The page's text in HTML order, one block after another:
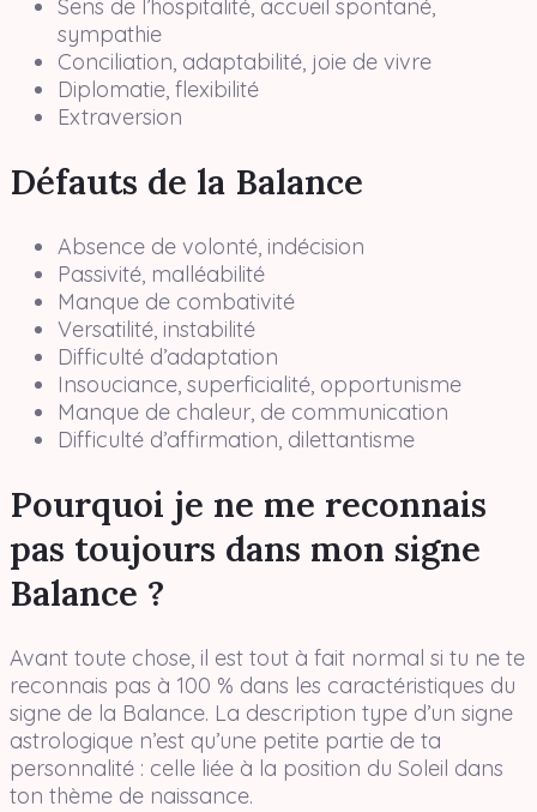
Sens de l’hospitalité, accueil spontané,
sympathie
Conciliation, adaptabilité, joie de vivre
Diplomatie, flexibilité
Extraversion
Défauts de la Balance
Absence de volonté, indécision
Passivité, malléabilité
Manque de combativité
Versatilité, instabilité
Difficulté d’adaptation
Insouciance, superficialité, opportunisme
Manque de chaleur, de communication
Difficulté d’affirmation, dilettantisme
Pourquoi je ne me reconnais
pas toujours dans mon signe
Balance ?
Avant toute chose, il est tout à fait normal si tu ne te
reconnais pas à 100 % dans les caractéristiques du
signe de la Balance. La description type d’un signe
astrologique n’est qu’une petite partie de ta
personnalité : celle liée à la position du Soleil dans
ton thème de naissance.